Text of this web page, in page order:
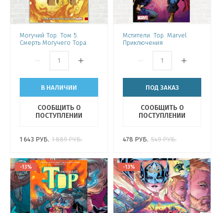
Могучий Тор. Том 5.
Смерть Могучего Тора
В НАЛИЧИИ
СООБЩИТЬ О
ПОСТУПЛЕНИИ
1 643 РУБ. 1 889РУБ.
Мстители. Тор. Marvel
Приключения
ПОД ЗАКАЗ
СООБЩИТЬ О
ПОСТУПЛЕНИИ
478 РУБ. 549РУБ.
-13% -13%